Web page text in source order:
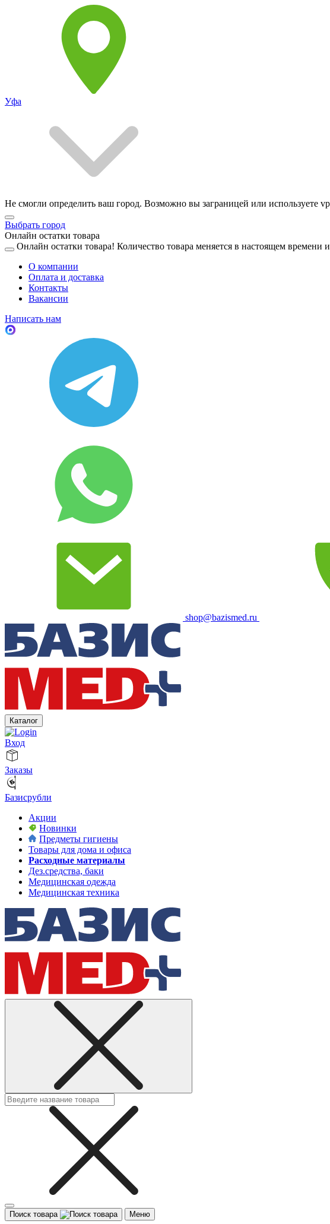
Уфа
Не смогли определить ваш город. Возможно вы заграницей или используете
Выбрать город
Онлайн остатки товара
Онлайн остатки товара! Количество товара меняется в настоящем времени и
О компании
Оплата и доставка
Контакты
Вакансии
Написать нам
shop@bazismed.ru
Каталог
Вход
Заказы
Базисрубли
Акции
Новинки
Предметы гигиены
Товары для дома и офиса
Расходные материалы
Дез.средства, баки
Медицинская одежда
Медицинская техника
Поиск товара Меню